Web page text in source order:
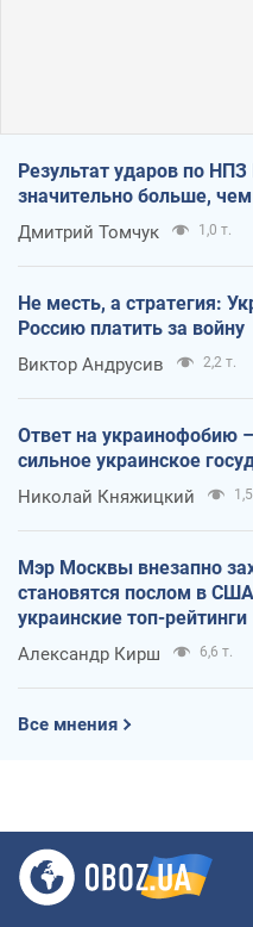
Результат ударов по НПЗ
значительно больше,
Дмитрий Томчук 1,0 т.
Не месть, а стратегия:
Россию платить за войну
Виктор Андрусив 2,2 т.
Ответ на украинофобию
сильное украинское
Николай Княжицкий
Мэр Москвы внезапно
становятся послом в
украинские топ-рейтинги
Александр Кирш 6,6 т.
Все мнения